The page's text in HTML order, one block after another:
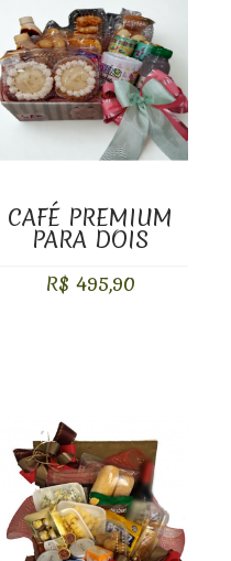
CAFÉ PREMIUM
PARA DOIS
R$ 495,90